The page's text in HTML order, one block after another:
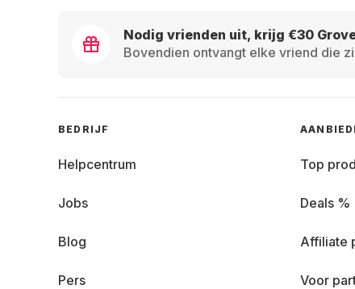
Nodig vrienden uit, krijg €30
Bovendien ontvangt elke vriend die
BEDRIJF
Helpcentrum
Jobs
Blog
Pers
Top
Deals %
Affiliate
Voor